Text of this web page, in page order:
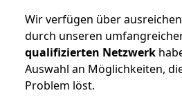
Wir verfügen über
durch unseren
qualifizierten Netzwerk
Auswahl an Möglichkeiten,
Problem löst.